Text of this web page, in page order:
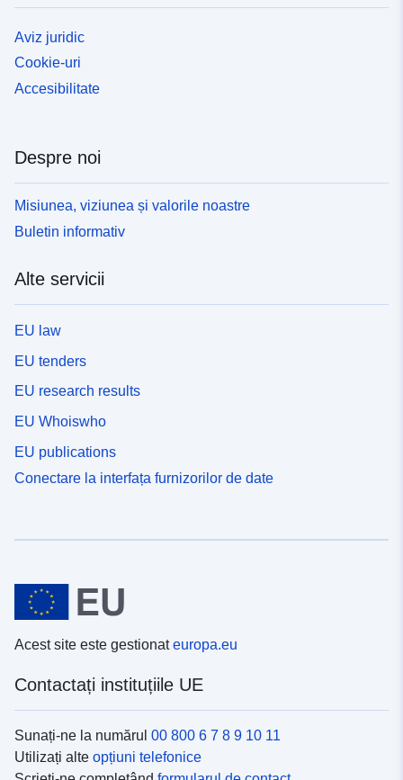
Aviz juridic
Cookie-uri
Accesibilitate
Despre noi
Misiunea, viziunea și valorile noastre
Buletin informativ
Alte servicii
EU law
EU tenders
EU research results
EU Whoiswho
EU publications
Conectare la interfața furnizorilor de date
Acest site este gestionateuropa.eu
Contactați instituțiile UE
Sunați-ne la numărul 00 800 6 7 8 9 10 11
Utilizați alte opțiuni telefonice